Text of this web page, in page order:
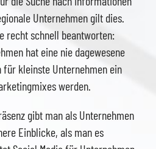
Unternehmen gilt dies.
recht schnell beantworten:
hat eine nie dagewesene
für kleinste Unternehmen ein
werden.
gibt man als Unternehmen
Einblicke, als man es